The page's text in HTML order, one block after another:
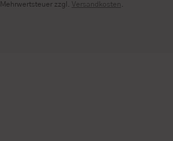
zzgl. Versandkosten